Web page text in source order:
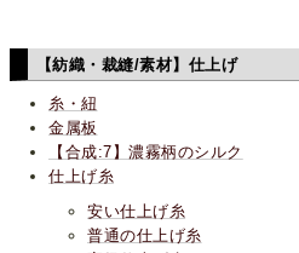
【紡織・裁縫/素材】仕上げ
糸・紐
金属板
【合成:7】濃霧柄のシルク
仕上げ糸
安い仕上げ糸
普通の仕上げ糸